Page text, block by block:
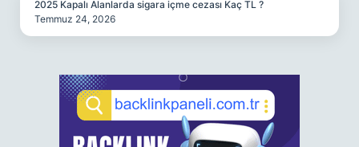
2025 Kapalı Alanlarda sigara içme cezası Kaç TL ?
Temmuz 24, 2026